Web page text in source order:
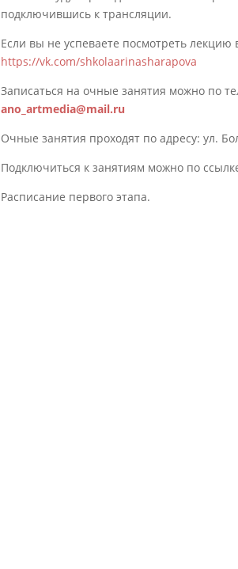
подключившись к трансляции.
Если вы не успеваете посмотреть
https://vk.com/shkolaarinasharapova
Записаться на очные занятия можно по
ano_artmedia@mail.ru
Очные занятия проходят по адресу: ул.
Подключиться к занятиям можно по
Расписание первого этапа.